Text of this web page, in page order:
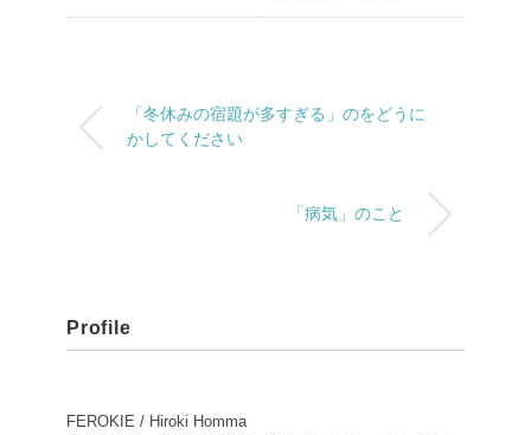
「冬休みの宿題が多すぎる」のをどうに
かしてください
「病気」のこと
Profile
FEROKIE / Hiroki Homma